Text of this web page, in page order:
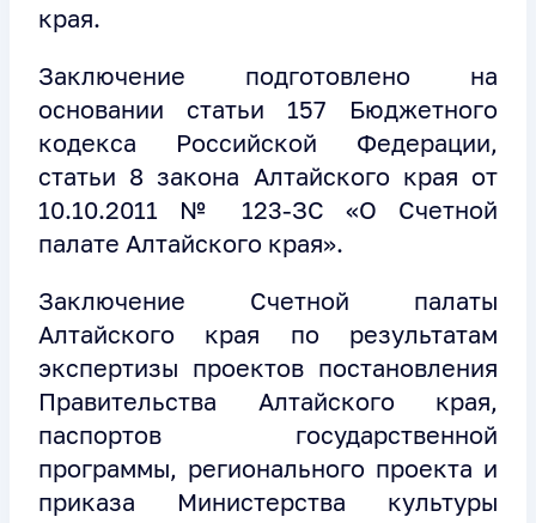
края.
Заключение подготовлено на
основании статьи 157 Бюджетного
кодекса Российской Федерации,
статьи 8 закона Алтайского края от
10.10.2011 № 123-ЗС «О Счетной
палате Алтайского края».
Заключение Счетной палаты
Алтайского края по результатам
экспертизы проектов постановления
Правительства Алтайского края,
паспортов государственной
программы, регионального проекта и
приказа Министерства культуры